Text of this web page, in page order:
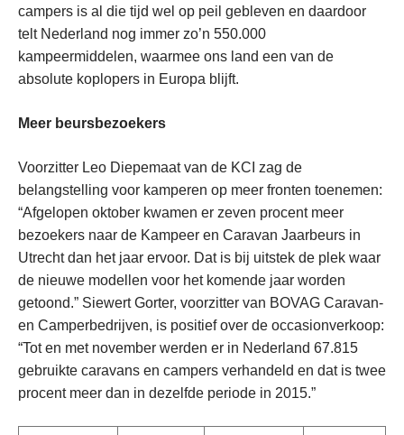
campers is al die tijd wel op peil gebleven en daardoor
telt Nederland nog immer zo’n 550.000
kampeermiddelen, waarmee ons land een van de
absolute koplopers in Europa blijft.
Meer beursbezoekers
Voorzitter Leo Diepemaat van de KCI zag de
belangstelling voor kamperen op meer fronten toenemen:
“Afgelopen oktober kwamen er zeven procent meer
bezoekers naar de Kampeer en Caravan Jaarbeurs in
Utrecht dan het jaar ervoor. Dat is bij uitstek de plek waar
de nieuwe modellen voor het komende jaar worden
getoond.” Siewert Gorter, voorzitter van BOVAG Caravan-
en Camperbedrijven, is positief over de occasionverkoop:
“Tot en met november werden er in Nederland 67.815
gebruikte caravans en campers verhandeld en dat is twee
procent meer dan in dezelfde periode in 2015.”